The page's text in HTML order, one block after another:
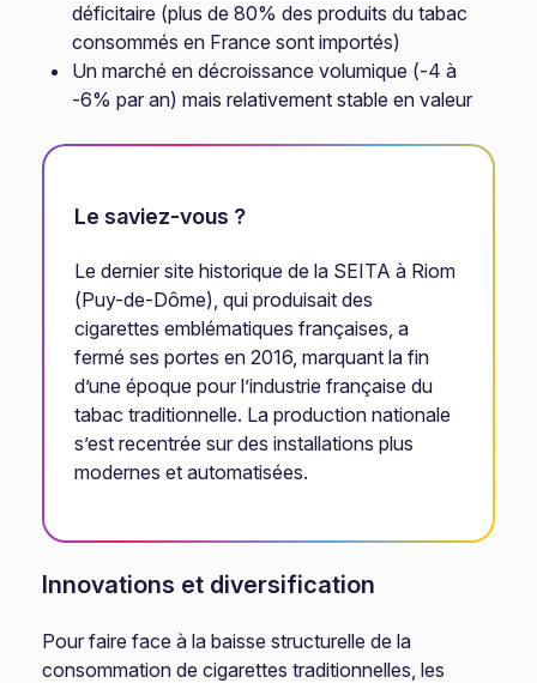
déficitaire (plus de 80% des produits du tabac
consommés en France sont importés)
Un marché en décroissance volumique (-4 à
-6% par an) mais relativement stable en valeur
Le saviez-vous ?
Le dernier site historique de la SEITA à Riom
(Puy-de-Dôme), qui produisait des
cigarettes emblématiques françaises, a
fermé ses portes en 2016, marquant la fin
d’une époque pour l’industrie française du
tabac traditionnelle. La production nationale
s’est recentrée sur des installations plus
modernes et automatisées.
Innovations et diversification
Pour faire face à la baisse structurelle de la
consommation de cigarettes traditionnelles, les